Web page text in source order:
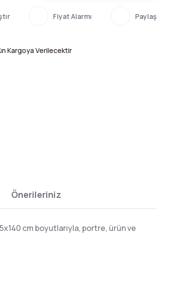
Fiyat Alarmı Paylaş
Kargoya Verilecektir
Önerileriniz
cm boyutlarıyla, portre, ürün ve